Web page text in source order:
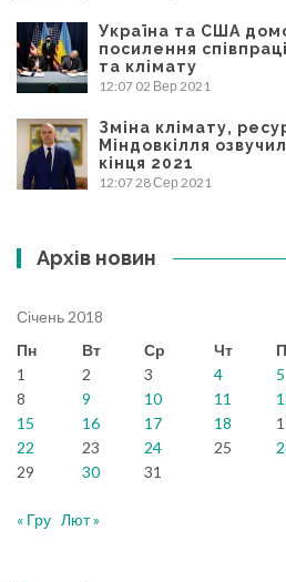
Україна та США
посилення
та клімату
12:07 02 Вер 2021
Зміна клімату,
Міндовкілля
кінця 2021
12:0728 Сер 2021
Архів новин
Січень 2018
Пн
Вт Ср Чт
1
2 3 4 5
8
9 10 11
15
16 17 18
22
23 24 25
29
30 31
« Гру Лют »